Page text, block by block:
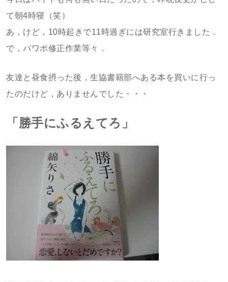
て朝4時寝（笑）
あ，けど，10時起きで11時過ぎには研究室行きました．
で，パワポ修正作業等々．
友達と昼食摂った後，生協書籍部へある本を買いに行っ
たのだけど，ありませんでした・・・
「勝手にふるえてろ」